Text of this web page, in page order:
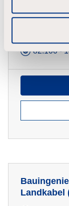
Ingenieur
82.100 -
Landkabel